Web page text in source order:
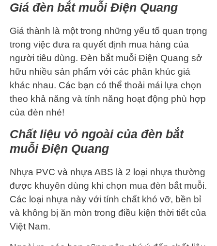
Giá đèn bắt muỗi Điện Quang
Giá thành là một trong những yếu tố quan trọng
trong việc đưa ra quyết định mua hàng của
người tiêu dùng. Đèn bắt muỗi Điện Quang sở
hữu nhiều sản phẩm với các phân khúc giá
khác nhau. Các bạn có thể thoải mái lựa chọn
theo khả năng và tính năng hoạt động phù hợp
của đèn nhé!
Chất liệu vỏ ngoài của đèn bắt
muỗi Điện Quang
Nhựa PVC và nhựa ABS là 2 loại nhựa thường
được khuyên dùng khi chọn mua đèn bắt muỗi.
Các loại nhựa này với tính chất khó vỡ, bền bỉ
và không bị ăn mòn trong điều kiện thời tiết của
Việt Nam.